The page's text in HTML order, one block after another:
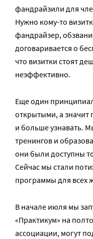
фандрайзили для
Нужно кому-то
фандрайзер,
договаривается о
что визитки стоят
неэффективно.
Еще один
открытыми, а значит
и больше узнавать.
тренингов и
они были доступны
Сейчас мы стали
программы для всех
В начале июля мы
«Практикум» на
ассоциации, могут